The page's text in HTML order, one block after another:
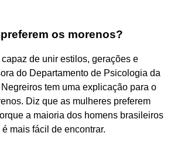
os morenos?
de unir estilos, gerações e
do Departamento de Psicologia da
tem uma explicação para o
Diz que as mulheres preferem
a maioria dos homens brasileiros
mais fácil de encontrar.